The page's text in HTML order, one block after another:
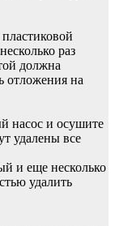
раз
должна
отложения на
насос и осушите
удалены все
и еще несколько
удалить